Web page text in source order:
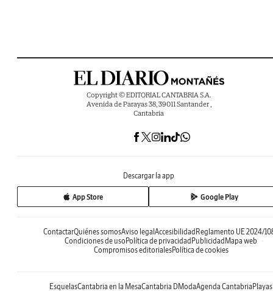
Copyright © EDITORIAL CANTABRIA S.A.
Avenida de Parayas 38, 39011 Santander ,
Cantabria
Descargar la app
App Store Google Play
ContactarQuiénes somosAviso legal Accesibilidad Reglamento UE 2024/
Condiciones de uso Política de privacidad Publicidad Mapa web
Compromisos editorialesPolítica de cookies
EsquelasCantabria en la MesaCantabria DModaAgenda Cantabria Playas